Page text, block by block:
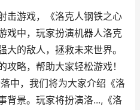
击游戏，《洛克人钢铁之心
戏中，玩家扮演机器人洛克
大的敌人，拯救未来世界。
略，帮助大家轻松游戏！
中，我们将为大家介绍《洛
背景。玩家将扮演洛...,《洛